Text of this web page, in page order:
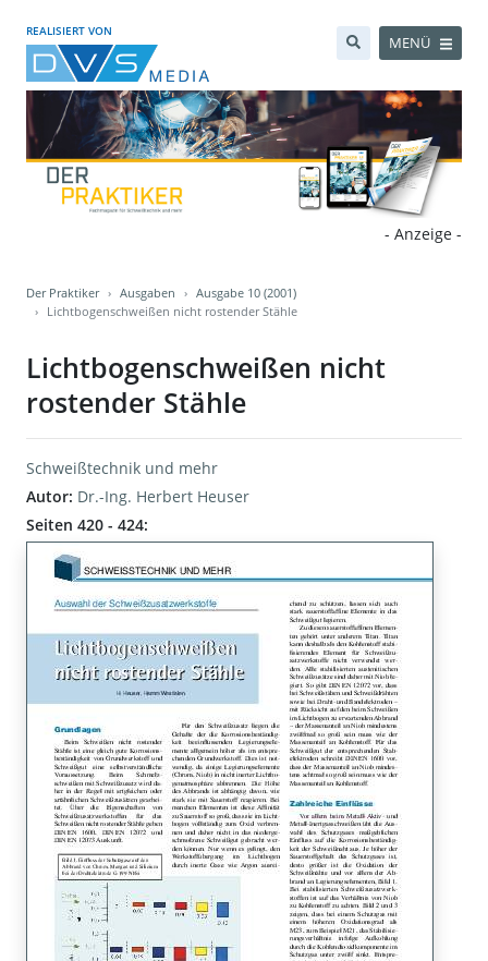
REALISIERT VON
MENÜ
- Anzeige -
Der Praktiker Ausgaben
Ausgabe 10 (2001)
Lichtbogenschweißen nicht rostender Stähle
Lichtbogenschweißen nicht
rostender Stähle
Schweißtechnik und mehr
Autor: Dr.-Ing. Herbert Heuser
Seiten 420 - 424: